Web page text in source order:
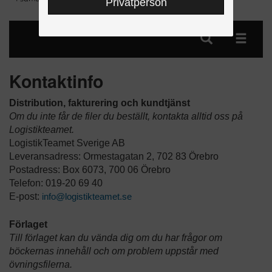
Privatperson
Kontaktinfo
Distribution, fakturering och kundtjänst
Om du inte får de filer du beställt, kontakta alltid oss på
Logistikteamet.
LogistikTeamet Sverige AB
Leveransadress: Ormestagatan 2, 702 83 Örebro
Postadress: Box 6073, 700 06 Örebro
Telefon: 019-20 69 40
E-post: info@logistikteamet.se
Förlaget
Till förlaget kan du vända dig om du har frågor om
böckernas innehåll och om problem uppstår med
övningsfilerna.